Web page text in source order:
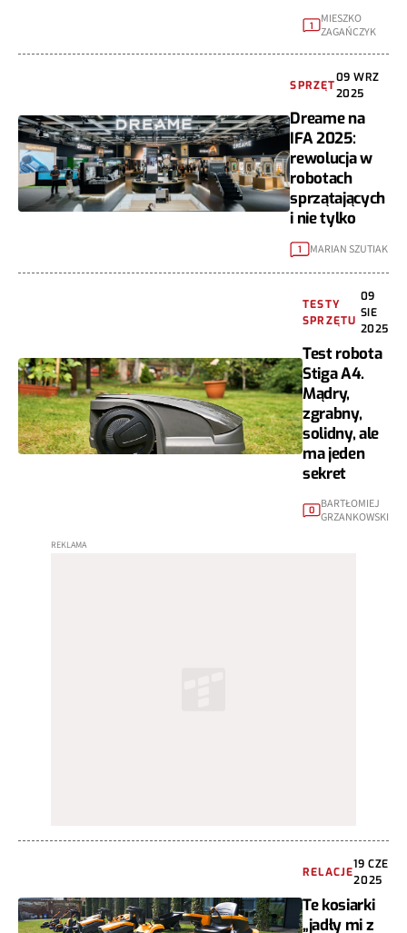
1
MIESZKO
ZAGAŃCZYK
SPRZĘT
09 WRZ
2025
Dreame na
IFA 2025:
rewolucja w
robotach
sprzątających
i nie tylko
1 MARIAN SZUTIAK
TESTY
SPRZĘTU
09
SIE
2025
Test robota
Stiga A4.
Mądry,
zgrabny,
solidny, ale
ma jeden
sekret
0
BARTŁOMIEJ
GRZANKOWSKI
RELACJE
19 CZE
2025
Te kosiarki
„jadły mi z